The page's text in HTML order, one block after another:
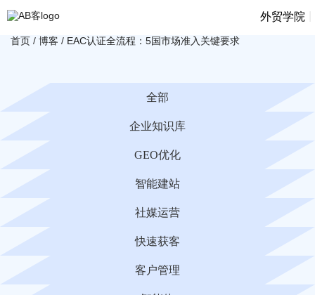
外贸学院
首页 / 博客 / EAC认证全流程：5国市场准入关键要求
全部
企业知识库
GEO优化
智能建站
社媒运营
快速获客
客户管理